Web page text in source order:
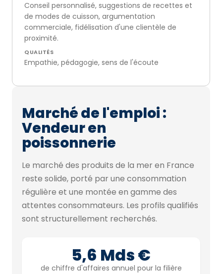
Conseil personnalisé, suggestions de recettes et
de modes de cuisson, argumentation
commerciale, fidélisation d'une clientèle de
proximité.
QUALITÉS
Empathie, pédagogie, sens de l'écoute
Marché de l'emploi :
Vendeur en
poissonnerie
Le marché des produits de la mer en France
reste solide, porté par une consommation
régulière et une montée en gamme des
attentes consommateurs. Les profils qualifiés
sont structurellement recherchés.
5,6 Mds €
de chiffre d'affaires annuel pour la filière